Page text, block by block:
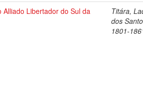
Libertador do Sul da
Titára,
dos
1801-